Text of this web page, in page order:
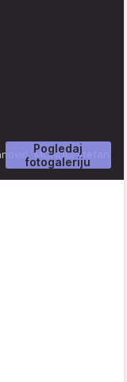
Pogledaj
fotogaleriju
MONDO/Stefan